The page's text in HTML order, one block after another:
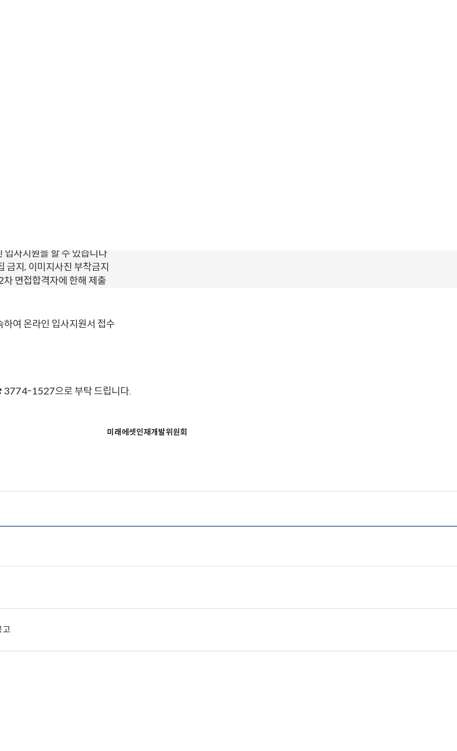
사지원을 할 수 있습니다
금지, 이미지사진 부착금지
면접합격자에 한해 제출
하여 온라인 입사지원서 접수
1527으로 부탁 드립니다.
미래에셋인재개발위원회
고